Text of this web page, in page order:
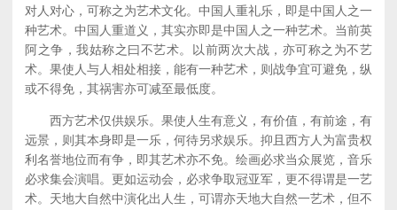
对人对心，可称之为艺术文化。中国人重礼乐，即是中国人之一
种艺术。中国人重道义，其实亦即是中国人之一种艺术。当前英
阿之争，我姑称之曰不艺术。以前两次大战，亦可称之为不艺
术。果使人与人相处相接，能有一种艺术，则战争宜可避免，纵
或不得免，其祸害亦可减至最低度。
西方艺术仅供娱乐。果使人生有意义，有价值，有前途，有
远景，则其本身即是一乐，何待另求娱乐。抑且西方人为富贵权
利名誉地位而有争，即其艺术亦不免。绘画必求当众展览，音乐
必求集会演唱。更如运动会，必求争取冠亚军，更不得谓是一艺
术。天地大自然中演化出人生，可谓亦天地大自然一艺术，但不